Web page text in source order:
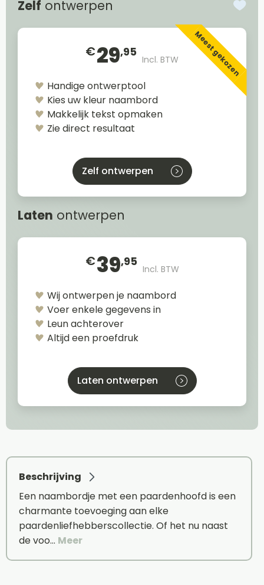
Zelf ontwerpen
€29,95
Incl. BTW Meest gekozen
Handige ontwerptool
Kies uw kleur naambord
Makkelijk tekst opmaken
Zie direct resultaat
Zelf ontwerpen
Laten ontwerpen
€39,95
Incl. BTW
Wij ontwerpen je naambord
Voer enkele gegevens in
Leun achterover
Altijd een proefdruk
Laten ontwerpen
Beschrijving
Een naambordje met een paardenhoofd is een
charmante toevoeging aan elke
paardenliefhebberscollectie. Of het nu naast
de voo… Meer